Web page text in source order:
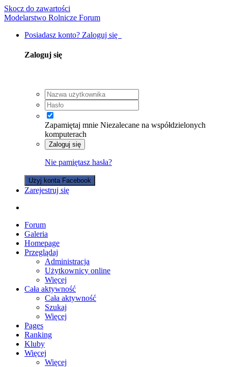
Skocz do zawartości
Modelarstwo Rolnicze Forum
Posiadasz konto? Zaloguj się
Zaloguj się
Zapamiętaj mnie Niezalecane na współdzielonych
komputerach
Zaloguj się
Nie pamiętasz hasła?
Użyj konta Facebook
Zarejestruj się
Forum
Galeria
Homepage
Przeglądaj
Administracja
Użytkownicy online
Więcej
Cała aktywność
Cała aktywność
Szukaj
Więcej
Pages
Ranking
Kluby
Więcej
Więcej